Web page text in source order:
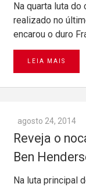
Na quarta luta do
realizado no
encarou o duro
LEIA MAIS
agosto 24, 2014
Reveja o
Ben
Na luta principal